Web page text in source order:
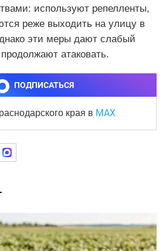
используют репелленты,
реже выходить на улицу в
эти меры дают слабый
атаковать.
ПОДПИСАТЬСЯ
края в MAX